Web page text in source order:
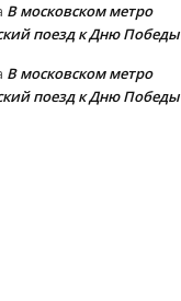
В московском метро
поезд к Дню Победы
В московском метро
поезд к Дню Победы